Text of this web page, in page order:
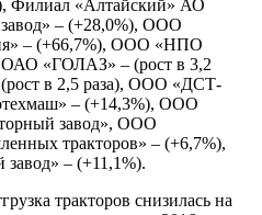
Филиал «Алтайский» АО
– (+28,0%), ООО
– (+66,7%), ООО «НПО
ОАО «ГОЛАЗ» – (рост в 3,2
в 2,5 раза), ООО «ДСТ-
– (+14,3%), ООО
завод», ООО
тракторов» – (+6,7%),
– (+11,1%).
тракторов снизилась на